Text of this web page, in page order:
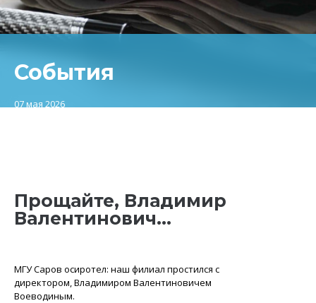
События
07 мая 2026
Прощайте, Владимир
Валентинович…
МГУ Саров осиротел: наш филиал простился с
директором, Владимиром Валентиновичем
Воеводиным.